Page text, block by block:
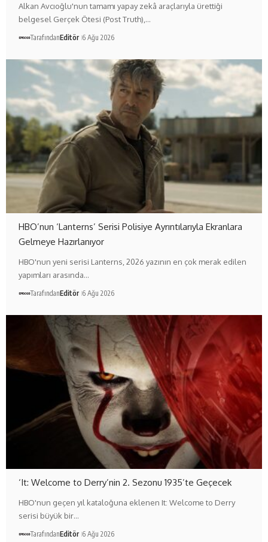
Alkan Avcıoğlu'nun tamamı yapay zekâ araçlarıyla ürettiği
belgesel Gerçek Ötesi (Post Truth),…
TarafındanEditör 6 Ağu 2026
HBO’nun ‘Lanterns’ Serisi Polisiye Ayrıntılarıyla Ekranlara
Gelmeye Hazırlanıyor
HBO'nun yeni serisi Lanterns, 2026 yazının en çok merak edilen
yapımları arasında…
TarafındanEditör 6 Ağu 2026
‘It: Welcome to Derry’nin 2. Sezonu 1935’te Geçecek
HBO'nun geçen yıl kataloğuna eklenen It: Welcome to Derry
serisi büyük bir…
TarafındanEditör 6 Ağu 2026